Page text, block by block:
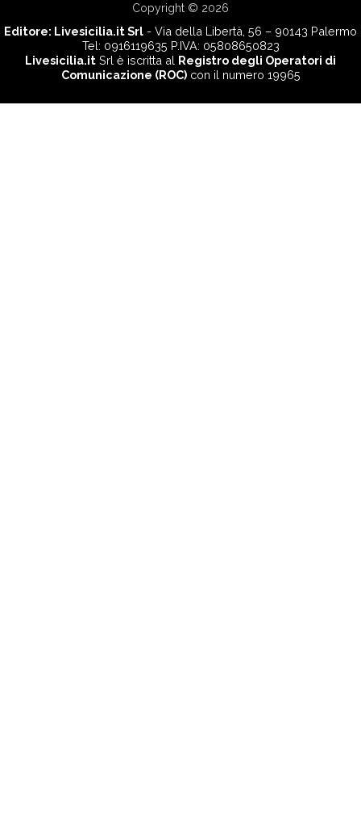
Copyright © 2026
Editore: Livesicilia.it Srl - Via della Libertà, 56 – 90143 Palermo
Tel: 0916119635 P.IVA: 05808650823
Livesicilia.it Srl è iscritta al Registro degli Operatori di
Comunicazione (ROC)con il numero 19965